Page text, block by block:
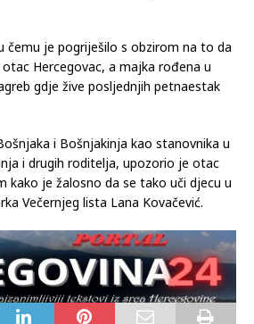
čemu je pogriješilo s obzirom na to da
Hercegovac, a majka rođena u
gdje žive posljednjih petnaestak
i Bošnjakinja kao stanovnika u
i drugih roditelja, upozorio je otac
kako je žalosno da se tako uči djecu u
Večernjeg lista Lana Kovačević.